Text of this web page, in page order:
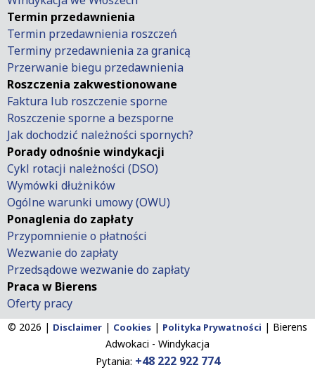
Termin przedawnienia
Termin przedawnienia roszczeń
Terminy przedawnienia za granicą
Przerwanie biegu przedawnienia
Roszczenia zakwestionowane
Faktura lub roszczenie sporne
Roszczenie sporne a bezsporne
Jak dochodzić należności spornych?
Porady odnośnie windykacji
Cykl rotacji należności (DSO)
Wymówki dłużników
Ogólne warunki umowy (OWU)
Ponaglenia do zapłaty
Przypomnienie o płatności
Wezwanie do zapłaty
Przedsądowe wezwanie do zapłaty
Praca w Bierens
Oferty pracy
© 2026 | Disclaimer | Cookies | Polityka Prywatności | Bierens
Adwokaci - Windykacja
Pytania: +48 222 922 774